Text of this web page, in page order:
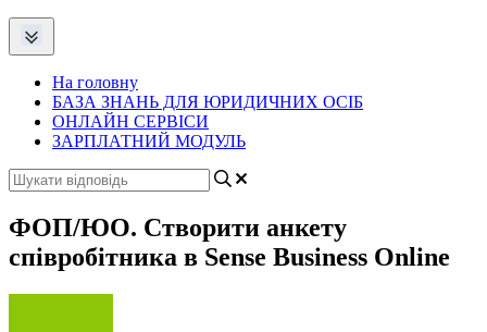
На головну
БАЗА ЗНАНЬ ДЛЯ ЮРИДИЧНИХ ОСІБ
ОНЛАЙН СЕРВІСИ
ЗАРПЛАТНИЙ МОДУЛЬ
ФОП/ЮО. Створити анкету
співробітника в Sense Business Online